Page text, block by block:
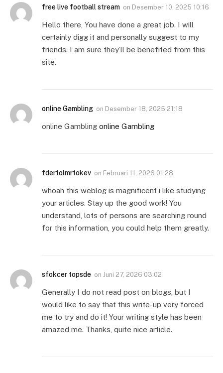
free live football stream on Desember 10, 2025 10:16
Hello there, You have done a great job. I will
certainly digg it and personally suggest to my
friends. I am sure they’ll be benefited from this
site.
online Gambling on Desember 18, 2025 21:18
online Gambling online Gambling
fdertolmrtokev on Februari 11, 2026 01:28
whoah this weblog is magnificent i like studying
your articles. Stay up the good work! You
understand, lots of persons are searching round
for this information, you could help them greatly.
sfokcer topsde on Juni 27, 2026 03:02
Generally I do not read post on blogs, but I
would like to say that this write-up very forced
me to try and do it! Your writing style has been
amazed me. Thanks, quite nice article.